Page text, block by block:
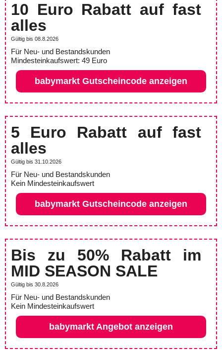
10 Euro Rabatt auf fast
alles
Gültig bis 08.8.2026
Für Neu- und Bestandskunden
Mindesteinkaufswert: 49 Euro
babymarkt Gutscheincode anzeigen
5 Euro Rabatt auf fast
alles
Gültig bis 31.10.2026
Für Neu- und Bestandskunden
Kein Mindesteinkaufswert
babymarkt Gutscheincode anzeigen
Bis zu 50% Rabatt im
MID SEASON SALE
Gültig bis 30.8.2026
Für Neu- und Bestandskunden
Kein Mindesteinkaufswert
babymarkt Angebot anzeigen